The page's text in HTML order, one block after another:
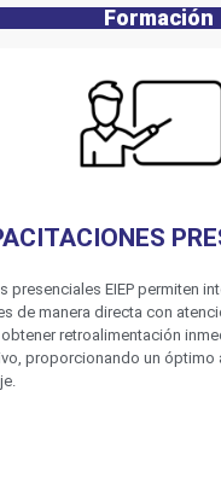
Formación
presenciales EIEP permiten
de manera directa con
obtener retroalimentación
proporcionando un óptimo